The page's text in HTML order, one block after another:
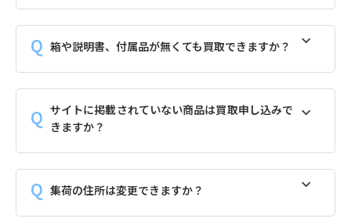
箱や説明書、付属品が無くても買取できますか？
サイトに掲載されていない商品は買取申し込みで
きますか？
集荷の住所は変更できますか？